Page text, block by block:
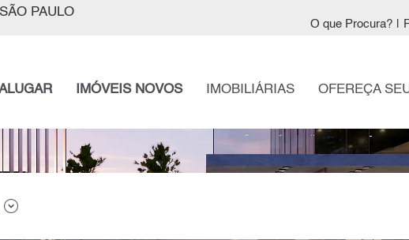
PAULO
O que Procura?
IMÓVEIS NOVOS IMOBILIÁRIAS OFEREÇA